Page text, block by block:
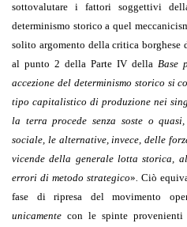
sottovalutare i fattori soggettivi
determinismo storico a quel
solito argomento della critica borghese
al punto 2 della Parte IV della Base
accezione del determinismo storico si
tipo capitalistico di produzione nei
la terra procede senza soste o
sociale, le alternative, invece, delle
vicende della generale lotta storica,
errori di metodo strategico». Ciò
fase di ripresa del movimento
unicamente con le spinte